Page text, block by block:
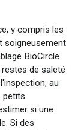
y compris les
soigneusement
BioCircle
de saleté
au
petits
si une
Si des